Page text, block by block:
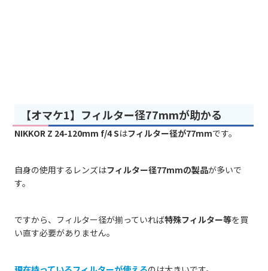
【オマケ1】フィルター径77mmが助かる
NIKKOR Z 24-120mm f/4 Sはフィルター径が77mmです。
自身の使用するレンズはフィルター径77mmの製品が多いで
す。
ですから、フィルター径が揃っていれば特殊フィルター等を買
い直す必要がありません。